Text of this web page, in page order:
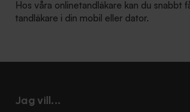
Hos våra onlinetandläkare kan du snabbt
tandläkare i din mobil eller dator.
Jag vill...